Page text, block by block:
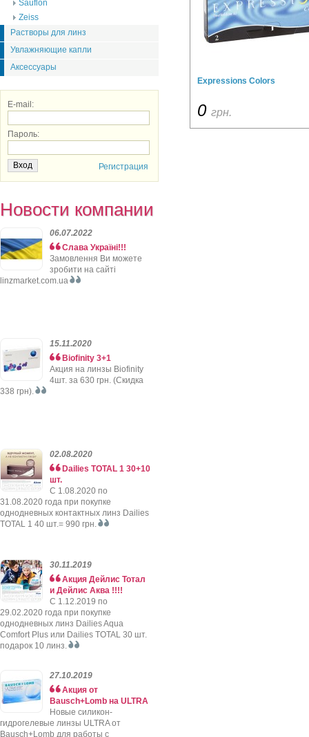
Sauflon
Zeiss
Растворы для линз
Увлажняющие капли
Аксессуары
E-mail:
Пароль:
Регистрация
Новости компании
06.07.2022
Слава Україні!!!
Замовлення Ви можете
зробити на сайті
linzmarket.com.ua
15.11.2020
Biofinity 3+1
Акция на линзы Biofinity
4шт. за 630 грн. (Скидка
338 грн).
02.08.2020
Dailies TOTAL 1 30+10
шт.
C 1.08.2020 по
31.08.2020 года при покупке
однодневных контактных линз Dailies
TOTAL 1 40 шт.= 990 грн.
30.11.2019
Акция Дейлис Тотал
и Дейлис Аква !!!!
C 1.12.2019 по
29.02.2020 года при покупке
однодневных линз Dailies Aqua
Comfort Plus или Dailies TOTAL 30 шт.
подарок 10 линз.
27.10.2019
Акция от
Bausch+Lomb на ULTRA
Новые силикон-
гидрогелевые линзы ULTRA от
Bausch+Lomb для работы с
Expressions Colors
0 грн.